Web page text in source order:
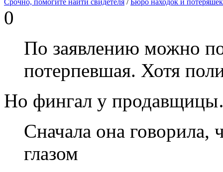
0
По заявлению можно
потерпевшая. Хотя
Но фингал у
Сначала она говорила,
глазом